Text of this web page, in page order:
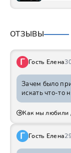
ОТЗЫВЫ
Г Гость Елена
Зачем было
искать что-то
Как мы любили
Г Гость Елена